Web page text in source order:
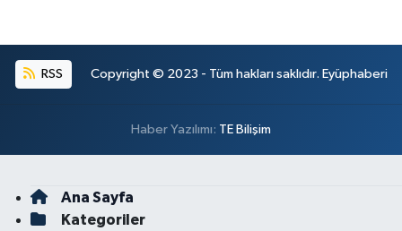
RSS Copyright © 2023 - Tüm hakları saklıdır. Eyüphaberi
Haber Yazılımı: TE Bilişim
Ana Sayfa
Kategoriler